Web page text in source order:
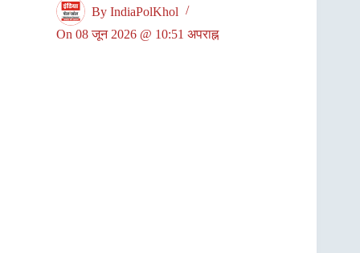
By IndiaPolKhol
On 08 जून 2026 @ 10:51 अपराह्न